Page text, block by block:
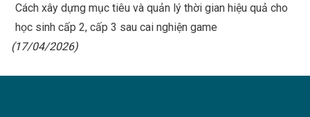
Cách xây dựng mục tiêu và quản lý thời gian hiệu quả cho
học sinh cấp 2, cấp 3 sau cai nghiện game
(17/04/2026)